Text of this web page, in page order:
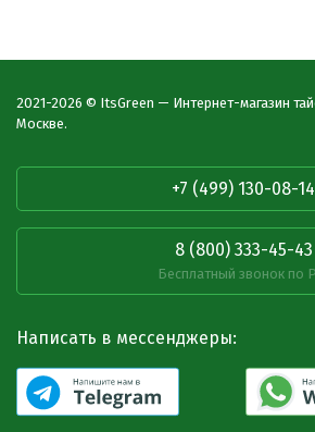
2021-2026 © ItsGreen — Интернет-магазин
Москве.
+7 (499) 130-08-14
8 (800) 333-45-43
Бесплатный звонок по
Написать в мессенджеры: